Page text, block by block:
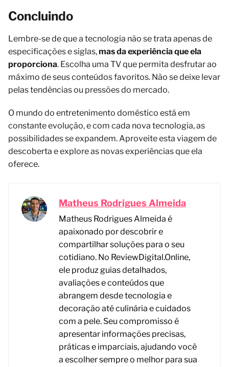
Concluindo
Lembre-se de que a tecnologia não se trata apenas de
especificações e siglas,mas da experiência que ela
proporciona. Escolha uma TV que permita desfrutar ao
máximo de seus conteúdos favoritos. Não se deixe levar
pelas tendências ou pressões do mercado.
O mundo do entretenimento doméstico está em
constante evolução, e com cada nova tecnologia, as
possibilidades se expandem. Aproveite esta viagem de
descoberta e explore as novas experiências que ela
oferece.
Matheus Rodrigues Almeida
Matheus Rodrigues Almeida é
apaixonado por descobrir e
compartilhar soluções para o seu
cotidiano. No ReviewDigital.Online,
ele produz guias detalhados,
avaliações e conteúdos que
abrangem desde tecnologia e
decoração até culinária e cuidados
com a pele. Seu compromisso é
apresentar informações precisas,
práticas e imparciais, ajudando você
a escolher sempre o melhor para sua